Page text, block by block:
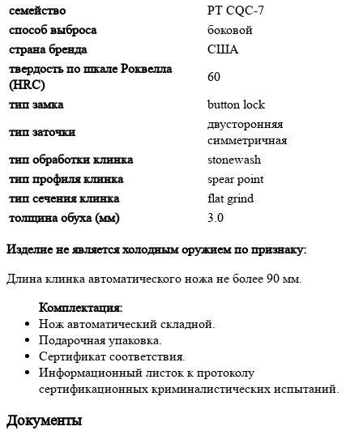
семейство
PT CQC-7
способ выброса
боковой
страна бренда
США
твердость по шкале Роквелла
(HRC)
60
тип замка
button lock
тип заточки
двусторонняя
симметричная
тип обработки клинка
stonewash
тип профиля клинка
spear point
тип сечения клинка
flat grind
толщина обуха (мм)
3.0
Изделие не является холодным оружием по признаку:
Длина клинка автоматического ножа не более 90 мм.
Комплектация:
Нож автоматический складной.
Подарочная упаковка.
Сертификат соответствия.
Информационный листок к протоколу
сертификационных криминалистических испытаний.
Документы